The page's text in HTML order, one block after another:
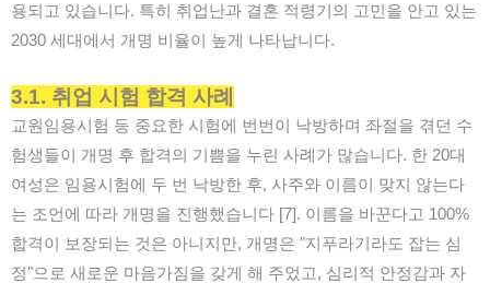
용되고 있습니다. 특히 취업난과 결혼 적령기의 고민을 안고 있는
2030 세대에서 개명 비율이 높게 나타납니다.
3.1. 취업 시험 합격 사례
교원임용시험 등 중요한 시험에 번번이 낙방하며 좌절을 겪던 수
험생들이 개명 후 합격의 기쁨을 누린 사례가 많습니다. 한 20대
여성은 임용시험에 두 번 낙방한 후, 사주와 이름이 맞지 않는다
는 조언에 따라 개명을 진행했습니다 [7]. 이름을 바꾼다고 100%
합격이 보장되는 것은 아니지만, 개명은 "지푸라기라도 잡는 심
정"으로 새로운 마음가짐을 갖게 해 주었고, 심리적 안정감과 자